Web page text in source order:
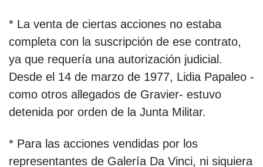
* La venta de ciertas acciones no estaba
completa con la suscripción de ese contrato,
ya que requería una autorización judicial.
Desde el 14 de marzo de 1977, Lidia Papaleo -
como otros allegados de Gravier- estuvo
detenida por orden de la Junta Militar.
* Para las acciones vendidas por los
representantes de Galería Da Vinci, ni siquiera